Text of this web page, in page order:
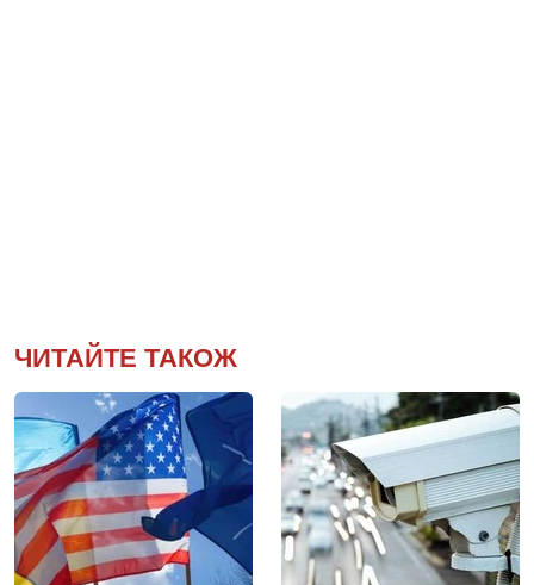
ЧИТАЙТЕ ТАКОЖ